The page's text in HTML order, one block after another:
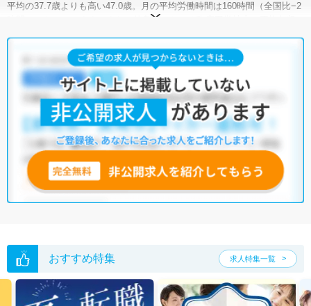
平均の37.7歳よりも高い47.0歳。月の平均労働時間は160時間（全国比−2
時間）となっています。また、徳島県における臨床工学技士の平均年収
収データは臨床工学技士を含めた「その他の保健医療従事者」の統計値
徳島県には病院が106施設、クリニックが573施設あり、臨床工学技士と
して働ける施設が豊富です。そのため、多種多様な求人の中から希望の
条件に合った職場を見つけることができるでしょう。
もし、ご希望の条件に合った求人が見つからない場合は、マイナビコメ
ディカルの無料転職サポートに登録して、キャリアアドバイザーに相談
してみるのもひとつの方法です。マイナビコメディカルでは、限定求人
や非公開求人のご紹介も行っておりますので、ぜひご活用ください。
各種数字情報は2023年3月 マイナビ調べによる
転職支援サービス
う求人を提案させていただきます。
徳島県の臨床工学技士求人では以下のような条件が人気です。
土日祝休・積極採用中・残業少なめ・正社員(正職員)・病
おすすめ特集 求人特集一覧